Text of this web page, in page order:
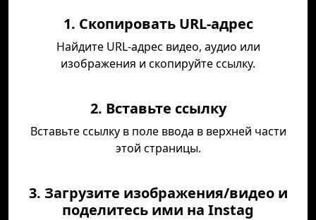
1. Скопировать URL-адрес
Найдите URL-адрес видео, аудио или
изображения и скопируйте ссылку.
2. Вставьте ссылку
Вставьте ссылку в поле ввода в верхней части
этой страницы.
3. Загрузите изображения/видео и
поделитесь ими на Instag